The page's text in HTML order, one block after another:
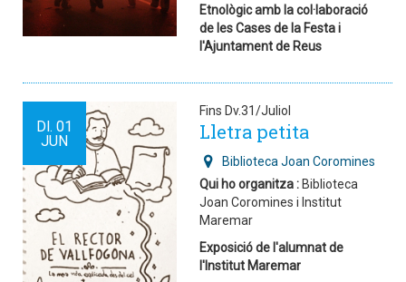
Etnològic amb la col·laboració
de les Cases de la Festa i
l'Ajuntament de Reus
Dl. 01
JUN
Fins Dv.31/Juliol
Lletra petita
Biblioteca Joan Coromines
Qui ho organitza : Biblioteca
Joan Coromines i Institut
Maremar
Exposició de l'alumnat de
l'Institut Maremar